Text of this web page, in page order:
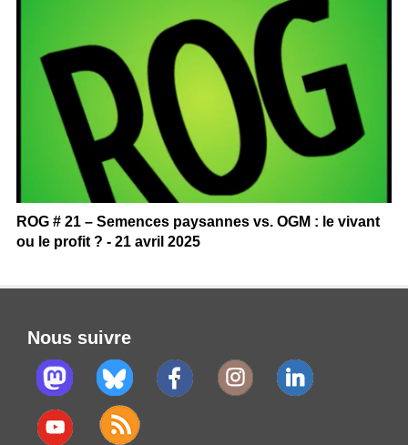
ROG # 21 – Semences paysannes vs. OGM : le vivant
ou le profit ? - 21 avril 2025
Nous suivre